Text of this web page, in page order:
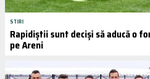
STIRI
Rapidiștii sunt deciși să aducă o
pe Areni